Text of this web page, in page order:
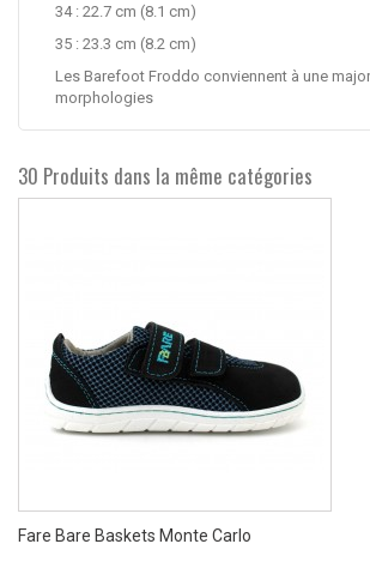
34 : 22.7 cm (8.1 cm)
35 : 23.3 cm (8.2 cm)
Les Barefoot Froddo conviennent à une
morphologies
30 Produits dans la même catégories
Fare Bare Baskets Monte Carlo